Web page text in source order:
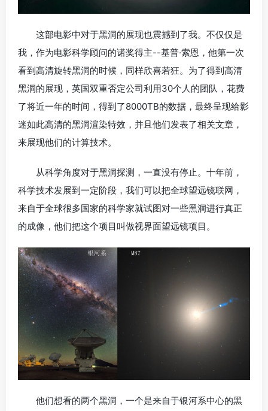
这部电影中对于黑洞的展现也震撼到了我。不仅仅是
我，作为电影科学顾问的诺奖得主--基普·索恩，他第一次
看到高清旋转黑洞的时候，同样欣喜若狂。为了得到高清
黑洞的展现，英国双重否定公司利用30个人的团队，花费
了将近一年的时间，得到了8000TB的数据，最终呈现给影
迷如此高清的黑洞渲染特效，并且他们发表了相关文章，
来展现他们的计算技术。
从科学角度对于黑洞探测，一直没有停止。十年前，
科学技术发展到一定阶段，我们可以把全球望远镜联网，
来自于全球很多国家的科学家就试图对一些黑洞进行真正
的成像，他们把这个项目叫做视界面望远镜项目。
他们想看的两个黑洞，一个是来自于银河系中心的黑